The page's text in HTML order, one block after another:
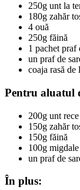
250g unt la
180g zahăr
4 ouă
250g făină
1 pachet praf
un praf de
coaja rasă de
Pentru aluatul
200g unt
150g zahăr
150g făină
100g
un praf de
În plus: